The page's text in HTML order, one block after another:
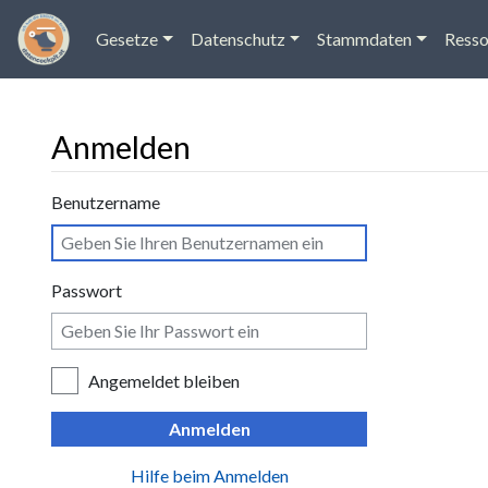
Gesetze Datenschutz Stammdaten
Anmelden
Wechseln zu:Navigation
Benutzername
Passwort
Angemeldet bleiben
Anmelden
Hilfe beim Anmelden